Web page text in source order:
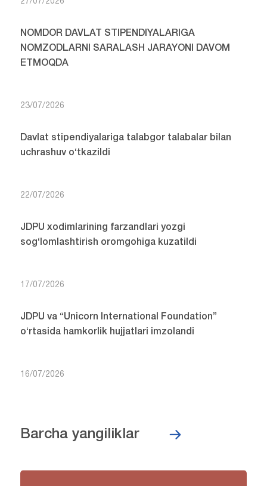
NOMDOR DAVLAT STIPENDIYALARIGA
NOMZODLARNI SARALASH JARAYONI DAVOM
ETMOQDA
23/07/2026
Davlat stipendiyalariga talabgor talabalar bilan
uchrashuv o‘tkazildi
22/07/2026
JDPU xodimlarining farzandlari yozgi
sog‘lomlashtirish oromgohiga kuzatildi
17/07/2026
JDPU va “Unicorn International Foundation”
o‘rtasida hamkorlik hujjatlari imzolandi
16/07/2026
Barcha yangiliklar